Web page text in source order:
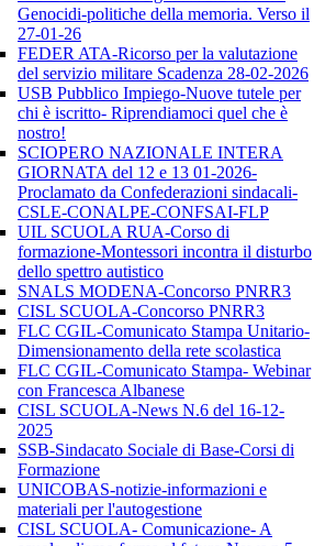
Genocidi-politiche della memoria. Verso il
27-01-26
FEDER ATA-Ricorso per la valutazione
del servizio militare Scadenza 28-02-2026
USB Pubblico Impiego-Nuove tutele per
chi è iscritto- Riprendiamoci quel che è
nostro!
SCIOPERO NAZIONALE INTERA
GIORNATA del 12 e 13 01-2026-
Proclamato da Confederazioni sindacali-
CSLE-CONALPE-CONFSAI-FLP
UIL SCUOLA RUA-Corso di
formazione-Montessori incontra il disturbo
dello spettro autistico
SNALS MODENA-Concorso PNRR3
CISL SCUOLA-Concorso PNRR3
FLC CGIL-Comunicato Stampa Unitario-
Dimensionamento della rete scolastica
FLC CGIL-Comunicato Stampa- Webinar
con Francesca Albanese
CISL SCUOLA-News N.6 del 16-12-
2025
SSB-Sindacato Sociale di Base-Corsi di
Formazione
UNICOBAS-notizie-informazioni e
materiali per l'autogestione
CISL SCUOLA- Comunicazione- A